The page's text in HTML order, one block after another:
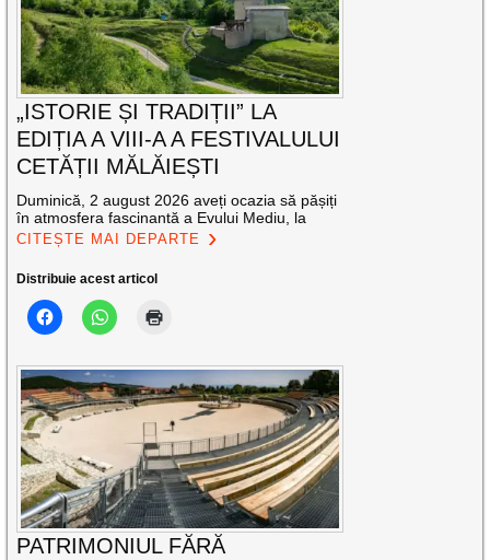
„ISTORIE ȘI TRADIȚII” LA
EDIȚIA A VIII-A A FESTIVALULUI
CETĂȚII MĂLĂIEȘTI
Duminică, 2 august 2026 aveți ocazia să pășiți
în atmosfera fascinantă a Evului Mediu, la
CITEȘTE MAI DEPARTE
Distribuie acest articol
PATRIMONIUL FĂRĂ